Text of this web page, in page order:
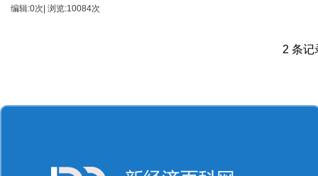
编辑:0次| 浏览:10084次
2 条记